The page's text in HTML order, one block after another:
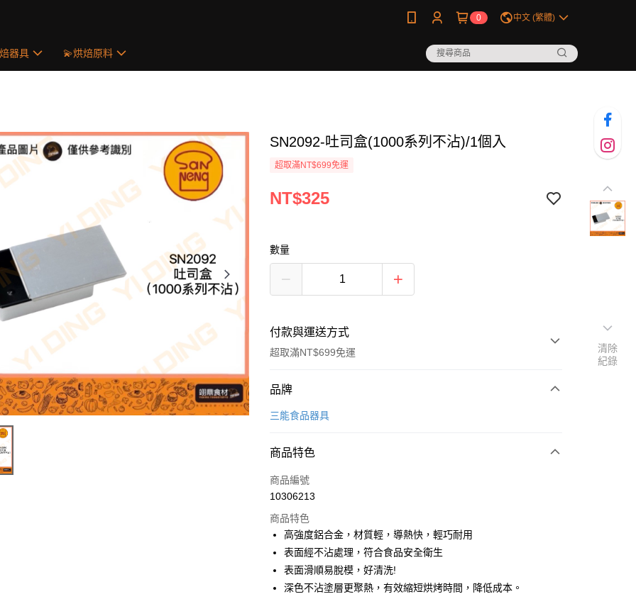
0 中文 (繁體)
器具 💫烘焙原料
SN2092-吐司盒(1000系列不沾)/1個入
超取滿NT$699免運
NT$325
數量
付款與運送方式
超取滿NT$699免運
付款方式
信用卡一次付款
運送方式
• 付款後全家取貨
每筆NT$60，滿NT$699(含以上)免運費
• 付款後7-11取貨
每筆NT$60，滿NT$699(含以上)免運費
品牌
三能食品器具
商品特色
商品編號
10306213
商品特色
高強度鋁合金，材質輕，導熱快，輕巧耐用
表面經不沾處理，符合食品安全衛生
表面滑順易脫模，好清洗!
深色不沾塗層更聚熱，有效縮短烘烤時間，降低成本。
清除
紀錄